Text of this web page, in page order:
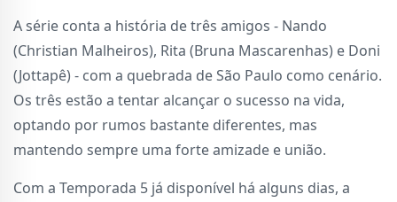
A série conta a história de três amigos - Nando
(Christian Malheiros), Rita (Bruna Mascarenhas) e Doni
(Jottapê) - com a quebrada de São Paulo como cenário.
Os três estão a tentar alcançar o sucesso na vida,
optando por rumos bastante diferentes, mas
mantendo sempre uma forte amizade e união.
Com a Temporada 5 já disponível há alguns dias, a